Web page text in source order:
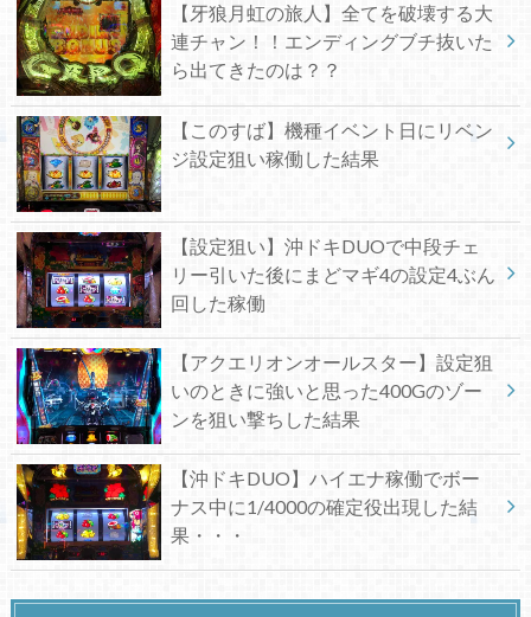
【牙狼月虹の旅人】全てを破壊する大
連チャン！！エンディングブチ抜いた
ら出てきたのは？？
【このすば】機種イベント日にリベン
ジ設定狙い稼働した結果
【設定狙い】沖ドキDUOで中段チェ
リー引いた後にまどマギ4の設定4ぶん
回した稼働
【アクエリオンオールスター】設定狙
いのときに強いと思った400Gのゾー
ンを狙い撃ちした結果
【沖ドキDUO】ハイエナ稼働でボー
ナス中に1/4000の確定役出現した結
果・・・